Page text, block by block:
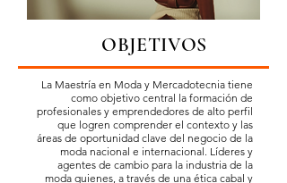
OBJETIVOS
La Maestría en Moda y Mercadotecnia tiene
como objetivo central la formación de
profesionales y emprendedores de alto perfil
que logren comprender el contexto y las
áreas de oportunidad clave del negocio de la
moda nacional e internacional. Líderes y
agentes de cambio para la industria de la
moda quienes, a través de una ética cabal y